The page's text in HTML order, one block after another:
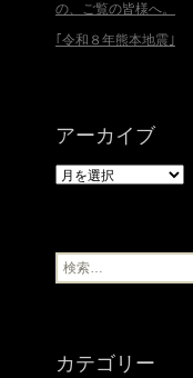
の、ご覧の皆様へ。
｢令和８年熊本地震｣
アーカイブ
ア
ブ
検
索
カテゴリー